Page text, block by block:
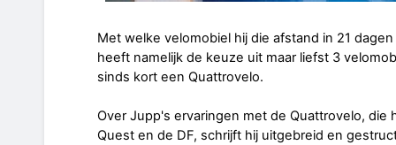
Met welke velomobiel hij die afstand in 21
heeft namelijk de keuze uit maar liefst 3
sinds kort een Quattrovelo.
Over Jupp's ervaringen met de Quattrovelo, die
Quest en de DF, schrijft hij uitgebreid en